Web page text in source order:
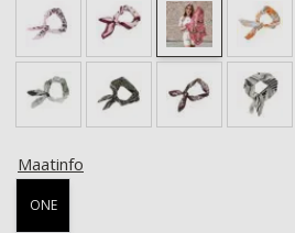
Maatinfo
ONE